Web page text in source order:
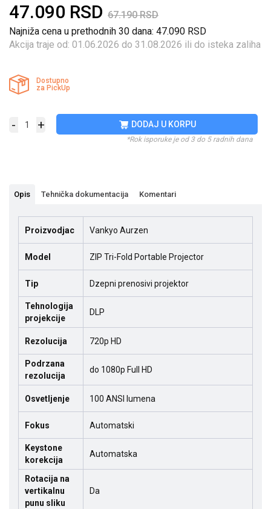
47.090 RSD 67.190RSD
Najniža cena u prethodnih 30 dana: 47.090 RSD
Akcija traje od: 01.06.2026 do 31.08.2026 ili do isteka zaliha
Dostupno
za PickUp
- + DODAJ U KORPU
*Rok isporuke je od 3 do 5 radnih dana
Opis Tehnička dokumentacija Komentari
Proizvodjac Vankyo Aurzen
Model ZIP Tri-Fold Portable Projector
Tip Dzepni prenosivi projektor
Tehnologija
projekcije
DLP
Rezolucija 720p HD
Podrzana
rezolucija
do 1080p Full HD
Osvetljenje 100 ANSI lumena
Fokus Automatski
Keystone
korekcija
Automatska
Rotacija na
vertikalnu
punu sliku
Da